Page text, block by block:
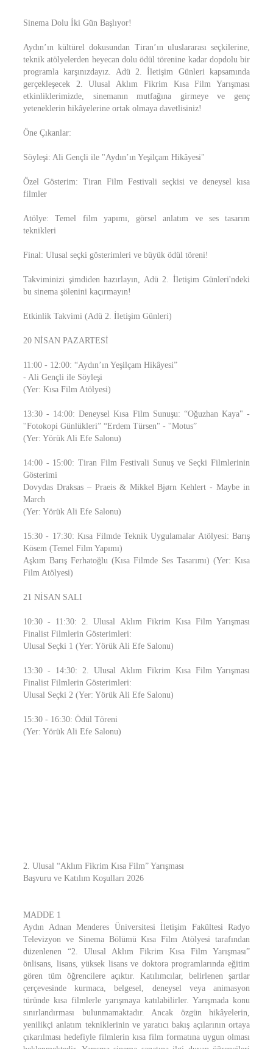
Sinema Dolu İki Gün Başlıyor!
Aydın’ın kültürel dokusundan Tiran’ın uluslararası seçkilerine,
teknik atölyelerden heyecan dolu ödül törenine kadar dopdolu bir
programla karşınızdayız. Adü 2. İletişim Günleri kapsamında
gerçekleşecek 2. Ulusal Aklım Fikrim Kısa Film Yarışması
etkinliklerimizde, sinemanın mutfağına girmeye ve genç
yeteneklerin hikâyelerine ortak olmaya davetlisiniz!
Öne Çıkanlar:
Söyleşi: Ali Gençli ile "Aydın’ın Yeşilçam Hikâyesi"
Özel Gösterim: Tiran Film Festivali seçkisi ve deneysel kısa
filmler
Atölye: Temel film yapımı, görsel anlatım ve ses tasarım
teknikleri
Final: Ulusal seçki gösterimleri ve büyük ödül töreni!
Takviminizi şimdiden hazırlayın, Adü 2. İletişim Günleri'ndeki
bu sinema şölenini kaçırmayın!
Etkinlik Takvimi (Adü 2. İletişim Günleri)
20 NİSAN PAZARTESİ
11:00 - 12:00: “Aydın’ın Yeşilçam Hikâyesi”
- Ali Gençli ile Söyleşi
(Yer: Kısa Film Atölyesi)
13:30 - 14:00: Deneysel Kısa Film Sunuşu: “Oğuzhan Kaya" -
''Fotokopi Günlükleri” “Erdem Türsen" - ''Motus”
(Yer: Yörük Ali Efe Salonu)
14:00 - 15:00: Tiran Film Festivali Sunuş ve Seçki Filmlerinin
Gösterimi
Dovydas Draksas – Praeis & Mikkel Bjørn Kehlert - Maybe in
March
(Yer: Yörük Ali Efe Salonu)
15:30 - 17:30: Kısa Filmde Teknik Uygulamalar Atölyesi: Barış
Kösem (Temel Film Yapımı)
Aşkım Barış Ferhatoğlu (Kısa Filmde Ses Tasarımı) (Yer: Kısa
Film Atölyesi)
21 NİSAN SALI
10:30 - 11:30: 2. Ulusal Aklım Fikrim Kısa Film Yarışması
Finalist Filmlerin Gösterimleri:
Ulusal Seçki 1 (Yer: Yörük Ali Efe Salonu)
13:30 - 14:30: 2. Ulusal Aklım Fikrim Kısa Film Yarışması
Finalist Filmlerin Gösterimleri:
Ulusal Seçki 2 (Yer: Yörük Ali Efe Salonu)
15:30 - 16:30: Ödül Töreni
(Yer: Yörük Ali Efe Salonu)
2. Ulusal “Aklım Fikrim Kısa Film” Yarışması
Başvuru ve Katılım Koşulları 2026
MADDE 1
Aydın Adnan Menderes Üniversitesi İletişim Fakültesi Radyo
Televizyon ve Sinema Bölümü Kısa Film Atölyesi tarafından
düzenlenen “2. Ulusal Aklım Fikrim Kısa Film Yarışması”
önlisans, lisans, yüksek lisans ve doktora programlarında eğitim
gören tüm öğrencilere açıktır. Katılımcılar, belirlenen şartlar
çerçevesinde kurmaca, belgesel, deneysel veya animasyon
türünde kısa filmlerle yarışmaya katılabilirler. Yarışmada konu
sınırlandırması bulunmamaktadır. Ancak özgün hikâyelerin,
yenilikçi anlatım tekniklerinin ve yaratıcı bakış açılarının ortaya
çıkarılması hedefiyle filmlerin kısa film formatına uygun olması